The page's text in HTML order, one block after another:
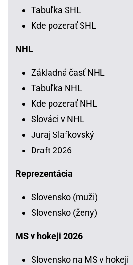
Tabuľka SHL
Kde pozerať SHL
NHL
Základná časť NHL
Tabuľka NHL
Kde pozerať NHL
Slováci v NHL
Juraj Slafkovský
Draft 2026
Reprezentácia
Slovensko (muži)
Slovensko (ženy)
MS v hokeji 2026
Slovensko na MS v hokeji